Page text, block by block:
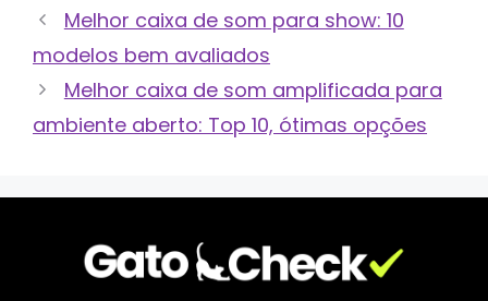
Melhor caixa de som para show: 10
modelos bem avaliados
Melhor caixa de som amplificada para
ambiente aberto: Top 10, ótimas opções